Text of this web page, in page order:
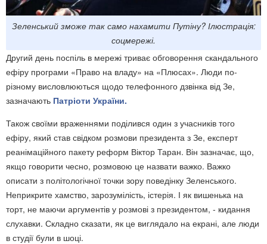
Зеленський зможе так само нахамити Путіну? Ілюстрація:
соцмережі.
Другий день поспіль в мережі триває обговорення скандального
ефіру програми «Право на владу» на «Плюсах». Люди по-
різному висловлюються щодо телефонного дзвінка від Зе,
зазначають Патріоти України.
Також своїми враженнями поділився один з учасників того
ефіру, який став свідком розмови президента з Зе, експерт
реанімаційного пакету реформ Віктор Таран. Він зазначає, що,
якщо говорити чесно, розмовою це назвати важко. Важко
описати з політологічної точки зору поведінку Зеленського.
Неприкрите хамство, зарозумілість, істерія. І як вишенька на
торт, не маючи аргументів у розмові з президентом, - кидання
слухавки. Складно сказати, як це виглядало на екрані, але люди
в студії були в шоці.